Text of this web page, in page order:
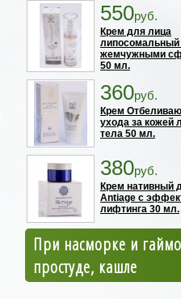
550руб.
Крем для лица
липосомальный
жемчужными
50 мл.
360руб.
Крем
ухода за кожей
тела 50 мл.
380руб.
Крем нативный
Antiage с
лифтинга 30 мл.
При насморке и
простуде, кашле